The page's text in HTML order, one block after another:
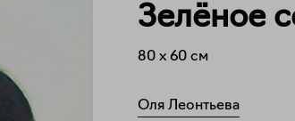
Зелёное
80 x 60 см
Оля Леонтьева